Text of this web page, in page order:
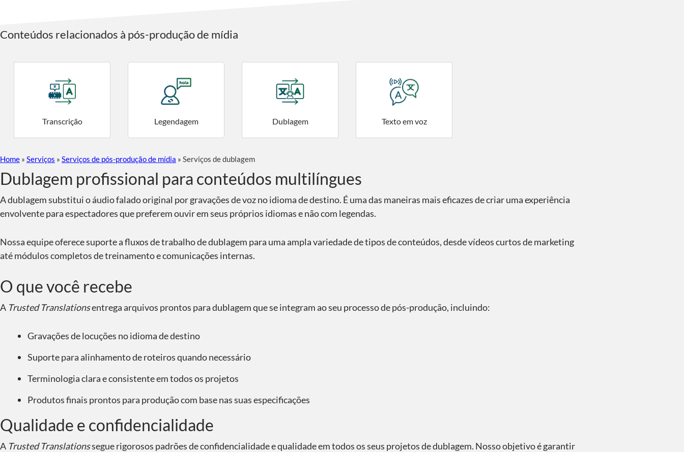
Conteúdos relacionados à pós-produção de mídia
Transcrição Legendagem Dublagem Texto em voz
Home » Serviços » Serviços de pós-produção de mídia » Serviços de dublagem
Dublagem profissional para conteúdos multilíngues
A dublagem substitui o áudio falado original por gravações de voz no idioma de destino. É uma das maneiras mais eficazes de criar uma experiência
envolvente para espectadores que preferem ouvir em seus próprios idiomas e não com legendas.
Nossa equipe oferece suporte a fluxos de trabalho de dublagem para uma ampla variedade de tipos de conteúdos, desde vídeos curtos de marketing
até módulos completos de treinamento e comunicações internas.
O que você recebe
A Trusted Translationsentrega arquivos prontos para dublagem que se integram ao seu processo de pós-produção, incluindo:
Gravações de locuções no idioma de destino
Suporte para alinhamento de roteiros quando necessário
Terminologia clara e consistente em todos os projetos
Produtos finais prontos para produção com base nas suas especificações
Qualidade e confidencialidade
A Trusted Translationssegue rigorosos padrões de confidencialidade e qualidade em todos os seus projetos de dublagem. Nosso objetivo é garantir